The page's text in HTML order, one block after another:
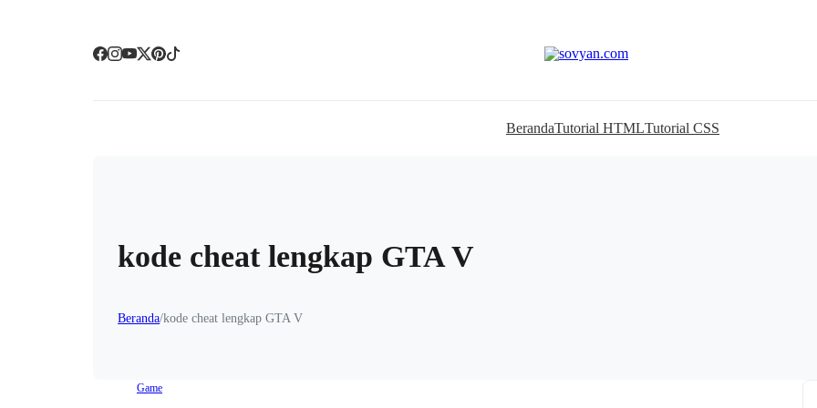
BerandaTutorial HTMLTutorial CSS
kode cheat lengkap GTA V
Beranda/kode cheat lengkap GTA V
Game